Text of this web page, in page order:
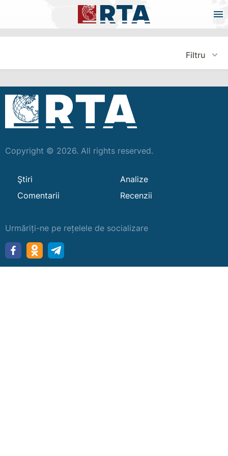
Filtru
Copyright © 2026. All rights reserved.
Ştiri
Analize
Comentarii
Recenzii
Urmăriți-ne pe rețelele de socializare